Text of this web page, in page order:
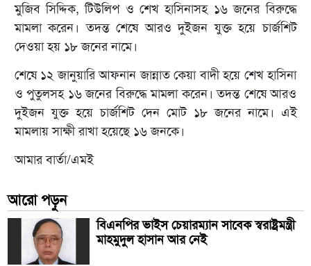
মুজিব সিদ্দিক, টিউলিপ ও শেখ হাসিনাসহ ১৬ জনের বিরুদ্ধে
মামলা করেন। তদন্ত শেষে আরও দুইজন যুক্ত হয়ে চার্জশিট
দেওয়া হয় ১৮ জনের নামে।
শেষে ১২ জানুয়ারি আফনান জান্নাত কেয়া বাদী হয়ে শেখ হাসিনা
ও পুতুলসহ ১৬ জনের বিরুদ্ধে মামলা করেন। তদন্ত শেষে আরও
দুইজন যুক্ত হয়ে চার্জশিট দেন মোট ১৮ জনের নামে। এই
মামলায় সাক্ষী রাখা হয়েছে ১৬ জনকে।
আমার বার্তা/এমই
আরো পড়ুন
বিএনপির ভাইস চেয়ারম্যান সাবেক স্বরাষ্ট্রমন্ত্রী
মাহমুদুল হাসান আর নেই